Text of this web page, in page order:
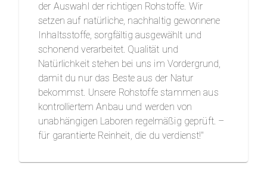
der Auswahl der richtigen Rohstoffe. Wir
setzen auf natürliche, nachhaltig gewonnene
Inhaltsstoffe, sorgfältig ausgewählt und
schonend verarbeitet. Qualität und
Natürlichkeit stehen bei uns im Vordergrund,
damit du nur das Beste aus der Natur
bekommst. Unsere Rohstoffe stammen aus
kontrolliertem Anbau und werden von
unabhängigen Laboren regelmäßig geprüft. –
für garantierte Reinheit, die du verdienst!"